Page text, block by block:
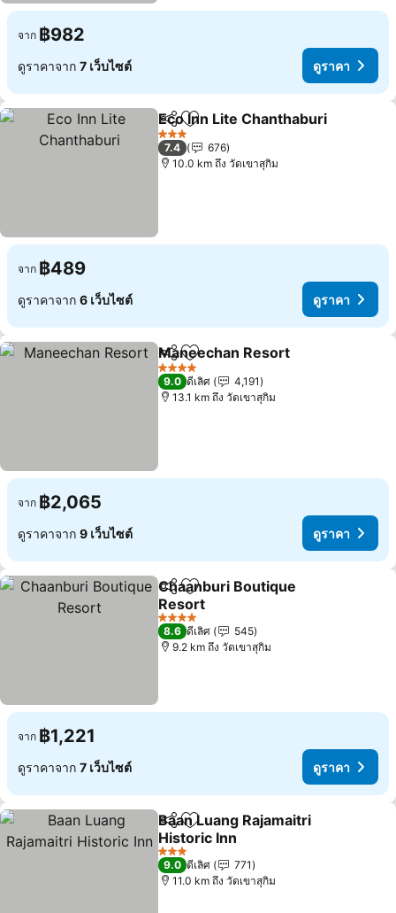
จาก ฿982
ดูราคาจาก 7 เว็บไซต์ ดูราคา
แชร์ เพิ่มในรายการโปรด
Eco Inn Lite Chanthaburi
3 ดาว
7.4
676
10.0 km ถึง วัดเขาสุกิม
จาก ฿489
ดูราคาจาก 6 เว็บไซต์ ดูราคา
แชร์ เพิ่มในรายการโปรด
Maneechan Resort
4 ดาว
9.0 ดีเลิศ
4,191
13.1 km ถึง วัดเขาสุกิม
จาก ฿2,065
ดูราคาจาก 9 เว็บไซต์ ดูราคา
แชร์ เพิ่มในรายการโปรด
Chaanburi Boutique
Resort
4 ดาว
8.6 ดีเลิศ
545
9.2 km ถึง วัดเขาสุกิม
จาก ฿1,221
ดูราคาจาก 7 เว็บไซต์ ดูราคา
แชร์ เพิ่มในรายการโปรด
Baan Luang Rajamaitri
Historic Inn
3 ดาว
9.0 ดีเลิศ
771
11.0 km ถึง วัดเขาสุกิม